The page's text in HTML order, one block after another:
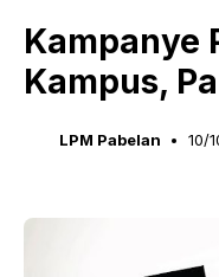
Kampanye
Kampus,
LPM Pabelan 10/